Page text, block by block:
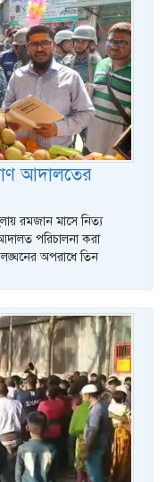
আদালতের
রমজান মাসে নিত্য
আদালত পরিচালনা করা
অপরাধে তিন